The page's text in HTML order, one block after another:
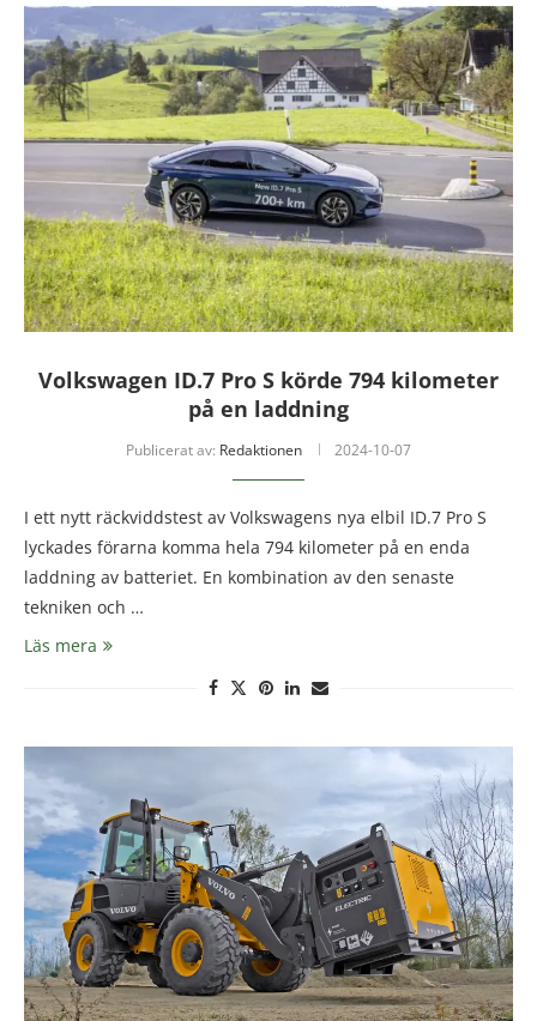
Volkswagen ID.7 Pro S körde 794 kilometer
på en laddning
Publicerat av: Redaktionen 2024-10-07
I ett nytt räckviddstest av Volkswagens nya elbil ID.7 Pro S
lyckades förarna komma hela 794 kilometer på en enda
laddning av batteriet. En kombination av den senaste
tekniken och …
Läs mera